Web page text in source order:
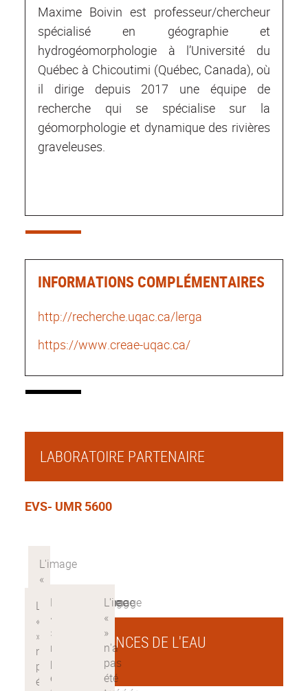
Maxime Boivin est professeur/chercheur
spécialisé en géographie et
hydrogéomorphologie à l’Université du
Québec à Chicoutimi (Québec, Canada), où
il dirige depuis 2017 une équipe de
recherche qui se spécialise sur la
géomorphologie et dynamique des rivières
graveleuses.
INFORMATIONS COMPLÉMENTAIRES
http://recherche.uqac.ca/lerga
https://www.creae-uqac.ca/
LABORATOIRE PARTENAIRE
EVS- UMR 5600
CHAIRE SCIENCES DE L'EAU
H2O'LYON